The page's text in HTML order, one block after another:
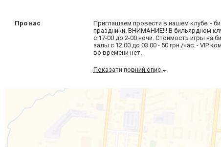
Про нас
Приглашаем провести в нашем клубе: -
праздники. ВНИМАНИЕ!!! В бильярдном
с 17-00 до 2-00 ночи. Стоимость игры на
залы с 12.00 до 03.00 - 50 грн./час. - VIP
во времени нет.
Показати повний опис